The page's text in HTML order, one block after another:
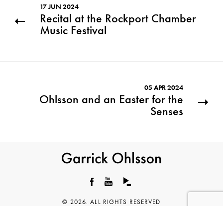
17 JUN 2024
Recital at the Rockport Chamber
Music Festival
05 APR 2024
Ohlsson and an Easter for the
Senses
Ohlsson
© 2026. ALL RIGHTS RESERVED